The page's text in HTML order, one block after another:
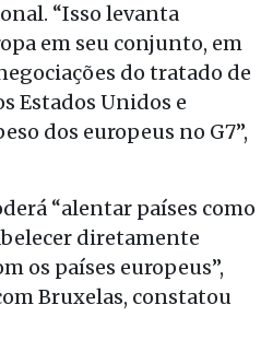
“Isso levanta
em seu conjunto, em
do tratado de
Estados Unidos e
dos europeus no G7”,
“alentar países como
diretamente
os países europeus”,
Bruxelas, constatou